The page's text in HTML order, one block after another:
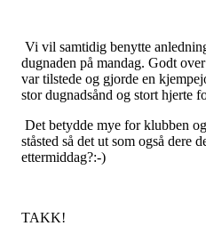
Vi vil samtidig benytte
dugnaden på mandag. Godt
var tilstede og gjorde en
stor dugnadsånd og stort hjerte
Det betydde mye for klubben
ståsted så det ut som også dere
ettermiddag?:-)
TAKK!